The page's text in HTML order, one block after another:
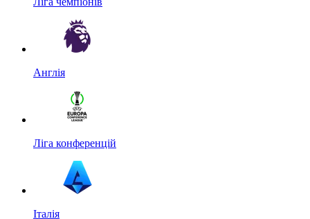
Англія
Ліга конференцій
Італія